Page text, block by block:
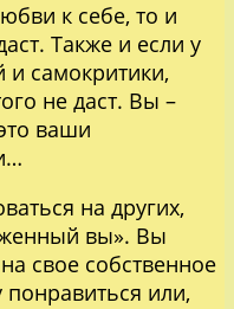
к себе, то и
Также и если у
и самокритики,
не даст. Вы –
ваши
на других,
вы». Вы
свое собственное
или,